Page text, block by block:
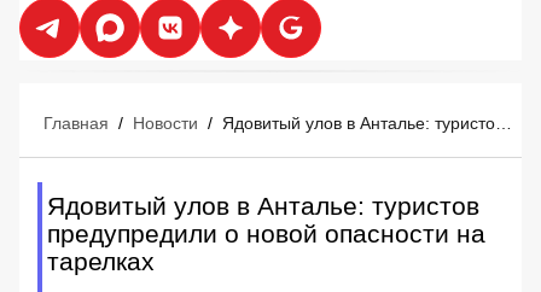
Главная / Новости /
Ядовитый улов в Анталье: туристов
предупредили о новой опасности на
тарелках